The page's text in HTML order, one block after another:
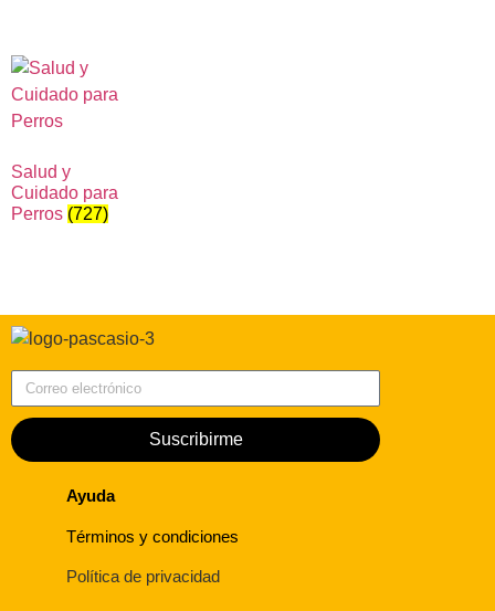
Salud y
Cuidado para
Perros (727)
Suscribirme
Ayuda
Términos y condiciones
Política de privacidad